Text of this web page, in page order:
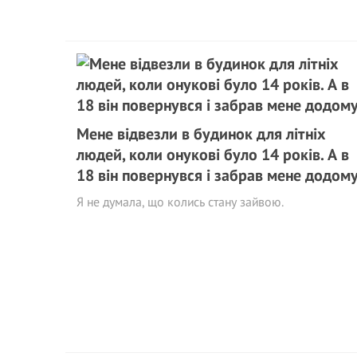
Мене відвезли в будинок для літніх
людей, коли онукові було 14 років. А в
18 він повернувся і забрав мене
Я не думала, що колись стану зайвою.